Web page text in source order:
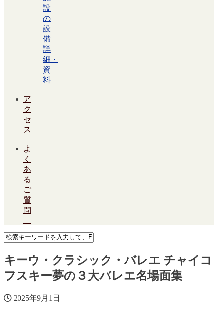
設
の
設
備
詳
細・
資
料
ア
ク
セ
ス
よ
く
あ
る
ご
質
問
キーウ・クラシック・バレエ チャイコ
フスキー夢の３大バレエ名場面集
2025年9月1日